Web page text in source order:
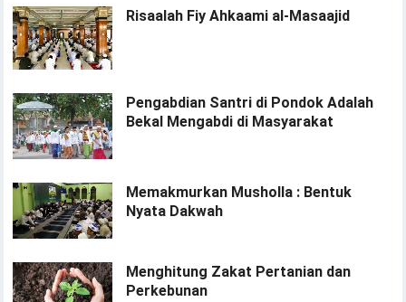
Risaalah Fiy Ahkaami al-Masaajid
Pengabdian Santri di Pondok Adalah
Bekal Mengabdi di Masyarakat
Memakmurkan Musholla : Bentuk
Nyata Dakwah
Menghitung Zakat Pertanian dan
Perkebunan